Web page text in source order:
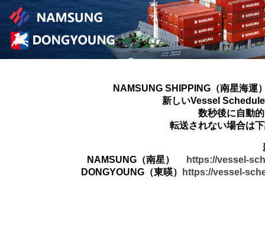
NAMSUNG SHIPPING（南星海運
新しいVessel
数秒後に自動
転送されない場合は
NAMSUNG（南星）
https://vessel-
DONGYOUNG（東暎）
https://vessel-